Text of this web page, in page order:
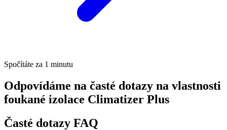
Spočítáte za 1 minutu
Odpovídáme na časté dotazy na vlastnosti
foukané izolace Climatizer Plus
Časté dotazy FAQ